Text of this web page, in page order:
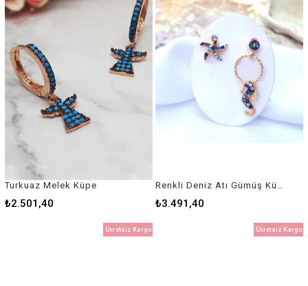
Turkuaz Melek Küpe
₺2.501,40 ₺3.491,40
Ücretsiz Kargo Ücretsiz Kargo